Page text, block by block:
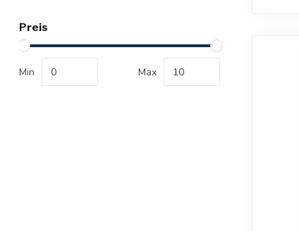
Preis
Min Max